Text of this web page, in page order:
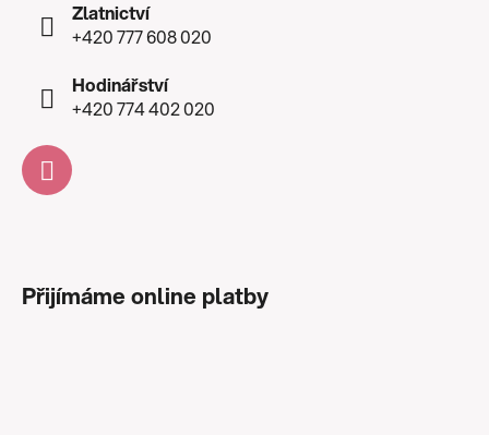
Zlatnictví
+420 777 608 020
Hodinářství
+420 774 402 020
Přijímáme online platby